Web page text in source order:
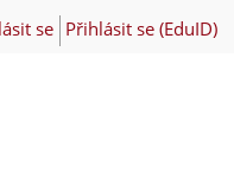
se Přihlásit se (EduID)